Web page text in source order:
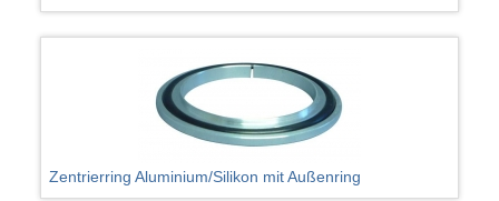
Zentrierring Aluminium/Silikon mit Außenring